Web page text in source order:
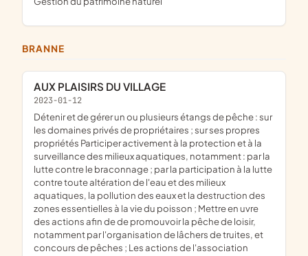
BRANNE
AUX PLAISIRS DU VILLAGE
2023-01-12
détenir et de gérer un ou plusieurs étangs de pêche : sur
les domaines privés de propriétaires ; sur ses propres
propriétés Participer activement à la protection et à la
surveillance des milieux aquatiques, notamment : par la
lutte contre le braconnage ; par la participation à la lutte
contre toute altération de l'eau et des milieux
aquatiques, la pollution des eaux et la destruction des
zones essentielles à la vie du poisson ; Mettre en uvre
des actions afin de de promouvoir la pêche de loisir,
notamment par l'organisation de lâchers de truites, et
concours de pêches ; Les actions de l'association